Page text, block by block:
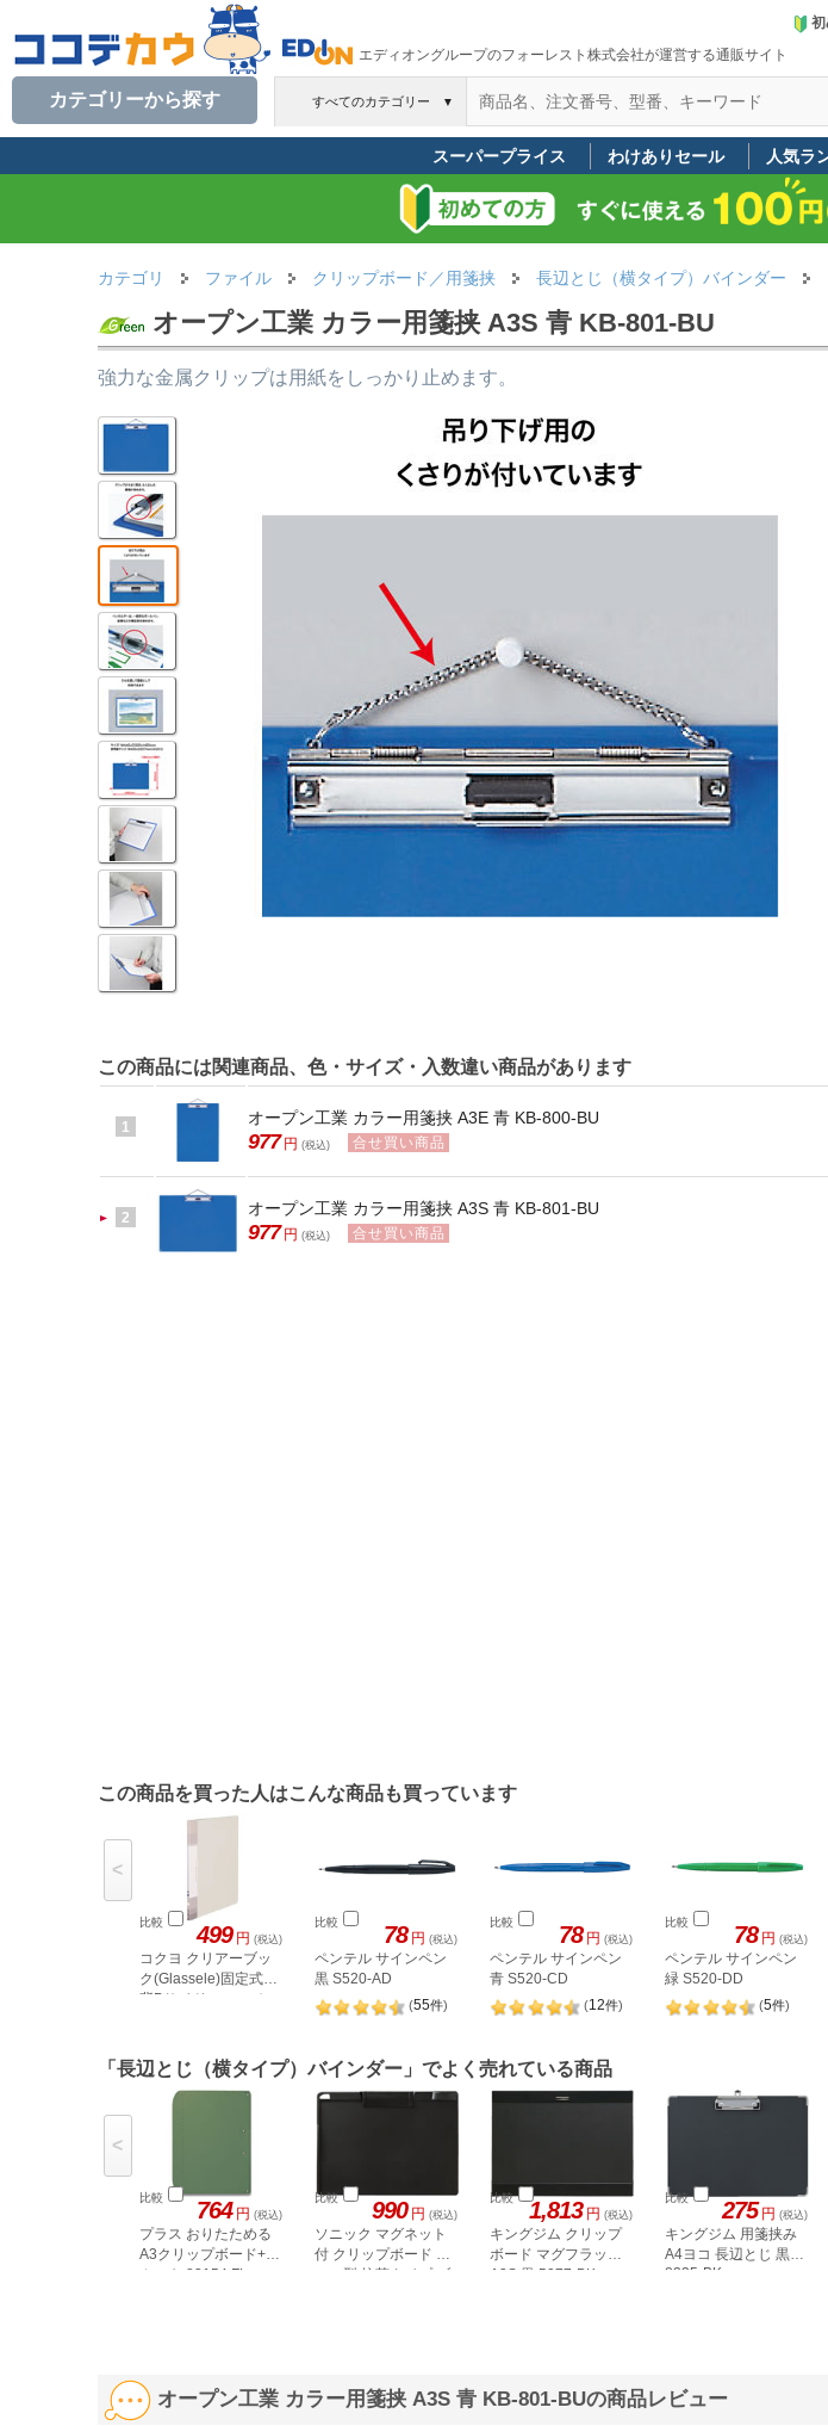
エディオングループのフォーレスト株式会社が運営する通販サイト
すべてのカテゴリー ▼
カテゴリーから探す
スーパープライス わけありセール 人気ラ
カテゴリ ファイル クリップボード／用箋挟 長辺とじ（横タイプ）バインダー
オープン工業 カラー用箋挟 A3S 青 KB-801-BU
強力な金属クリップは用紙をしっかり止めます。
この商品には関連商品、色・サイズ・入数違い商品があります
1 オープン工業 カラー用箋挟 A3E 青 KB-800-BU
977 円 (税込) 合せ買い商品
2 オープン工業 カラー用箋挟 A3S 青 KB-801-BU
977 円 (税込) 合せ買い商品
この商品を買った人はこんな商品も買っています
比較 499 円 (税込)
コクヨ クリアーブッ
ク(Glassele)固定式A4
背Pサイドスロー オフ
比較 78 円 (税込)
ペンテル サインペン
黒 S520-AD
(55件)
比較 78 円 (税込)
ペンテル サインペン
青 S520-CD
(12件)
比較 78 円 (税込)
ペンテル サインペン
緑 S520-DD
(5件)
<
「長辺とじ（横タイプ）バインダー」でよく売れている商品
比較 764 円 (税込)
プラス おりたためる
A3クリップボード+
カーキ 83154 FL-
比較 990 円 (税込)
ソニック マグネット
付 クリップボード A4
ヨコ型 抗菌タイプ ブ
比較 1,813 円 (税込)
キングジム クリップ
ボード マグフラップ
A3S 黒 5077-BK
比較 275 円 (税込)
キングジム 用箋挟み
A4ヨコ 長辺とじ 黒
8335-BK
<
オープン工業 カラー用箋挟 A3S 青 KB-801-BUの商品レビュー